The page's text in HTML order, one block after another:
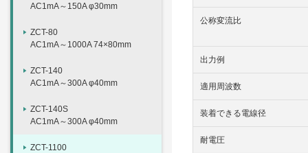
AC1mA～150A φ30mm
ZCT-80
AC1mA～1000A 74×80mm
ZCT-140
AC1mA～300A φ40mm
ZCT-140S
AC1mA～300A φ40mm
ZCT-1100
公称変流比
出力例
適用周波数
装着できる電線径
耐電圧